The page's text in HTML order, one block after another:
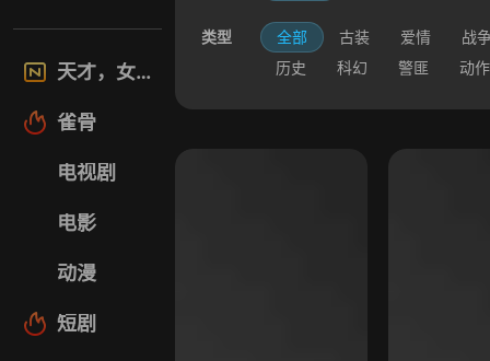
天才，女友
雀骨
电视剧
电影
动漫
短剧
类型 全部 古装 爱情
战
历史
科幻 警匪 动作